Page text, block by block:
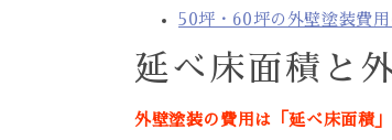
50坪・60坪の外壁塗装費
延べ床面積と
外壁塗装の費用は「延べ床面積